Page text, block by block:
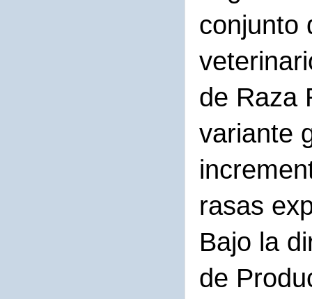
conjunto
de Raza
variante
rasas
Bajo la
de